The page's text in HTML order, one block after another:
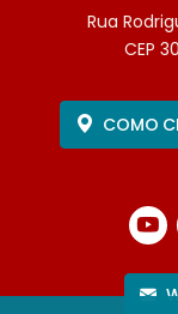
Rua
CEP
COMO